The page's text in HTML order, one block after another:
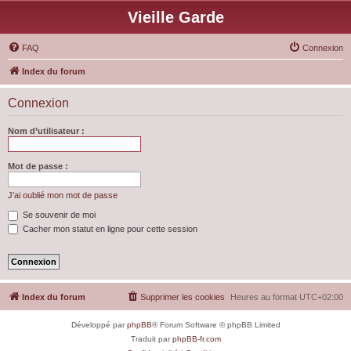
Vieille Garde
FAQ Connexion
Index du forum
Connexion
Nom d’utilisateur :
Mot de passe :
J’ai oublié mon mot de passe
Se souvenir de moi
Cacher mon statut en ligne pour cette session
Index du forum Heures au format UTC+02:00
Supprimer les cookies
Développé parphpBB® Forum Software © phpBB Limited
Traduit parphpBB-fr.com